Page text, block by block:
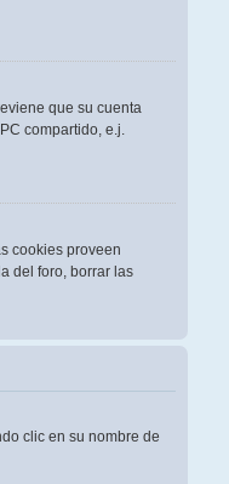
que su cuenta
compartido, e.j.
cookies proveen
del foro, borrar las
clic en su nombre de